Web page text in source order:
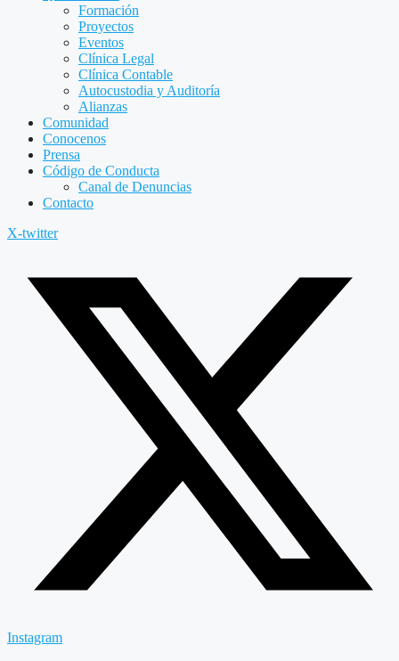
Formación
Proyectos
Eventos
Clínica Legal
Clínica Contable
Autocustodia y Auditoría
Alianzas
Comunidad
Conocenos
Prensa
Código de Conducta
Canal de Denuncias
Contacto
X-twitter
Instagram